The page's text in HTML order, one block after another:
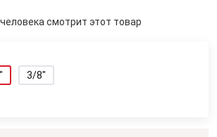
смотрит этот товар
3/8"